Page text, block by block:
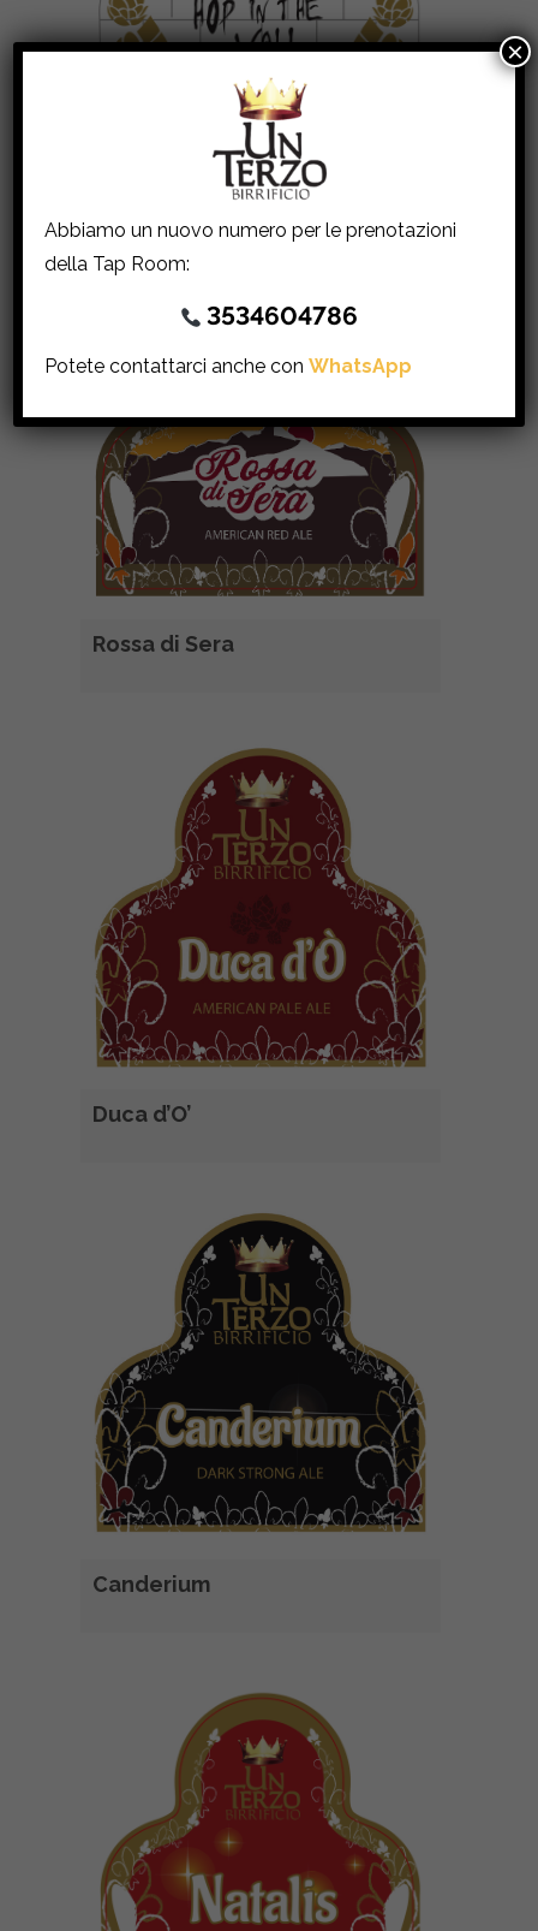
Another hop in the wall
Rossa di Sera
Duca d’O’
Canderium
Abbiamo un nuovo numero per le prenotazioni
della Tap Room:
3534604786
Potete contattarci anche conWhatsApp
×